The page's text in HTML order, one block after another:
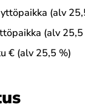
(alv
(alv 25,5
€ (alv 25,5 %)